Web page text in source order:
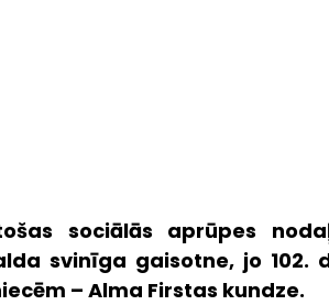
sociālās aprūpes
svinīga gaisotne, jo 102.
– Alma Firstas kundze.